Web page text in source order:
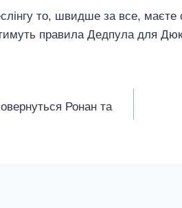
то, швидше за все,
правила Дедпула для
Ронан та